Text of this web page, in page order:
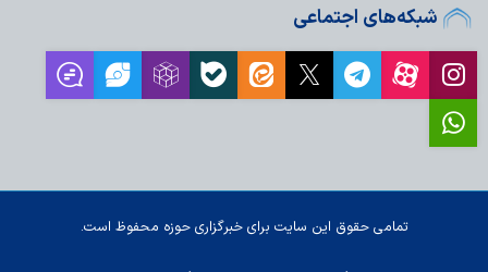
شبکه‌های اجتماعی
تمامی حقوق این سایت برای خبرگزاری حوزه محفوظ است.